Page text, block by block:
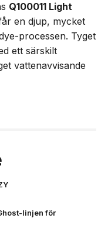
Q100011 Light
en djup, mycket
processen. Tyget
ett särskilt
vattenavvisande
linjen för